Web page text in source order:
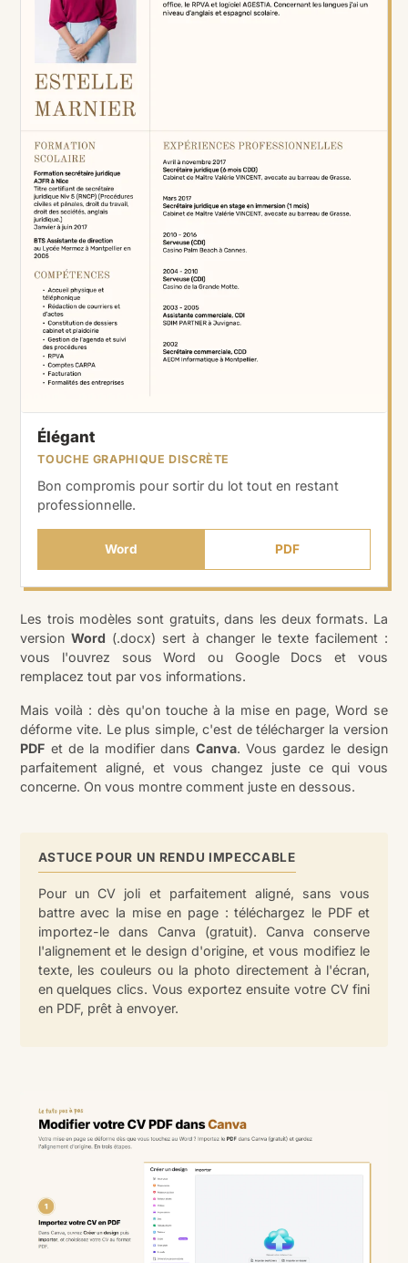
Élégant
TOUCHE GRAPHIQUE DISCRÈTE
Bon compromis pour sortir du lot tout en restant
professionnelle.
Word PDF
Les trois modèles sont gratuits, dans les deux formats. La
versionWord (.docx) sert à changer le texte facilement :
vous l'ouvrez sous Word ou Google Docs et vous
remplacez tout par vos informations.
Mais voilà : dès qu'on touche à la mise en page, Word se
déforme vite. Le plus simple, c'est de télécharger la version
PDF et de la modifier dansCanva. Vous gardez le design
parfaitement aligné, et vous changez juste ce qui vous
concerne. On vous montre comment juste en dessous.
ASTUCE POUR UN RENDU IMPECCABLE
Pour un CV joli et parfaitement aligné, sans vous
battre avec la mise en page : téléchargez le PDF et
importez-le dans Canva (gratuit). Canva conserve
l'alignement et le design d'origine, et vous modifiez le
texte, les couleurs ou la photo directement à l'écran,
en quelques clics. Vous exportez ensuite votre CV fini
en PDF, prêt à envoyer.